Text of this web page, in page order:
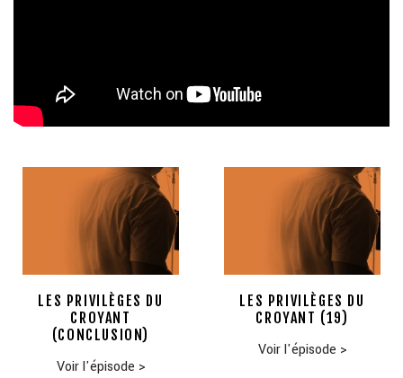
LES PRIVILÈGES DU
CROYANT
(CONCLUSION)
Voir l'épisode >
LES PRIVILÈGES DU
CROYANT (19)
Voir l'épisode >